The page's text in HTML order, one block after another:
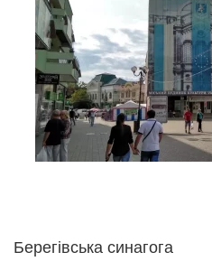
Берегівська синагога